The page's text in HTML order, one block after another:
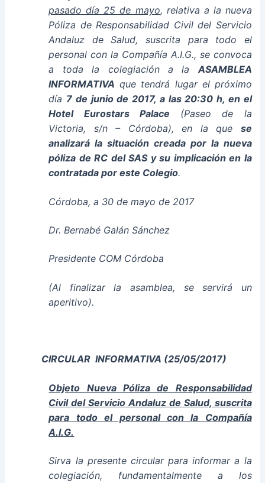
pasado día 25 de mayo, relativa a la nueva
Póliza de Responsabilidad Civil del Servicio
Andaluz de Salud, suscrita para todo el
personal con la Compañía A.I.G., se convoca
a toda la colegiación a laASAMBLEA
INFORMATIVA que tendrá lugar el próximo
día 7 de junio de 2017, a las 20:30 h, en el
Hotel Eurostars Palace (Paseo de la
Victoria, s/n – Córdoba), en la que se
analizará la situación creada por la nueva
póliza de RC del SAS y su implicación en la
contratada por este Colegio.
Córdoba, a 30 de mayo de 2017
Dr. Bernabé Galán Sánchez
Presidente COM Córdoba
(Al finalizar la asamblea, se servirá un
aperitivo).
CIRCULAR INFORMATIVA (25/05/2017)
Objeto Nueva Póliza de Responsabilidad
Civil del Servicio Andaluz de Salud, suscrita
para todo el personal con la Compañía
A.I.G.
Sirva la presente circular para informar a la
colegiación, fundamentalmente a los